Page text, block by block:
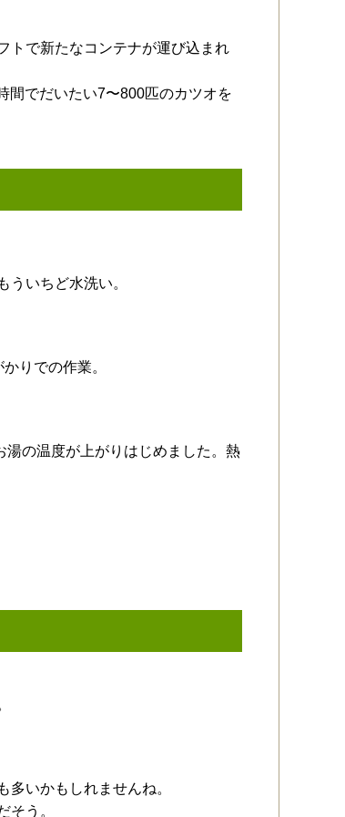
トで新たなコンテナが運び込まれ
間でだいたい7〜800匹のカツオを
いちど水洗い。
りでの作業。
の温度が上がりはじめました。熱
いかもしれませんね。
そう。